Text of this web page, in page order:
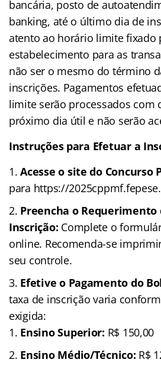
bancária, posto de
banking, até o último dia de
atento ao horário limite fixado
estabelecimento para as
não ser o mesmo do término
inscrições. Pagamentos
limite serão processados com
próximo dia útil e não serão
Instruções para Efetuar a
Acesse o site do Concurso
para https://
Preencha o Requerimento
Inscrição: Complete o
online. Recomenda-se
seu controle.
Efetive o Pagamento do
taxa de inscrição varia
exigida:
Ensino Superior: R$ 150,00
Ensino Médio/Técnico: R$